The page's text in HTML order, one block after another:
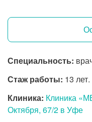
Специальность:
Стаж работы: 13 лет.
Клиника: Клиника
Октября, 67/2 в Уфе